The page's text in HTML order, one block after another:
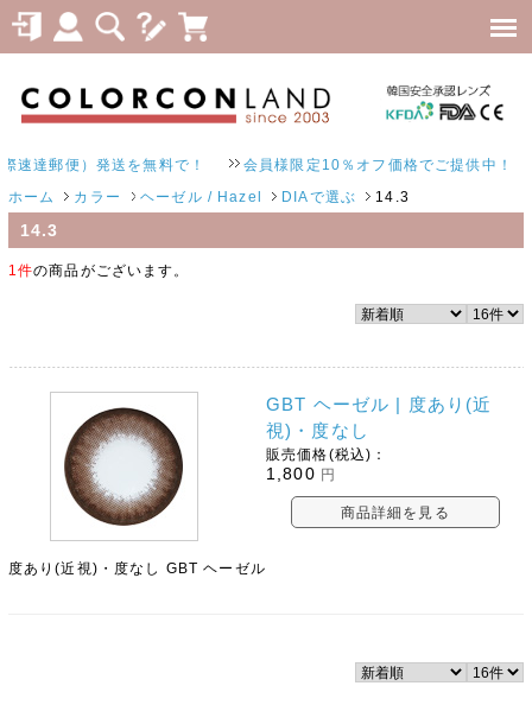
達郵便）発送を無料で！ 会員様限定10％オフ価格でご提供中！
ホーム カラー ヘーゼル / Hazel DIAで選ぶ 14.3
14.3
1件の商品がございます。
GBT ヘーゼル | 度あり(近
視)・度なし
販売価格(税込)：
1,800 円
商品詳細を見る
度あり(近視)・度なし GBT ヘーゼル